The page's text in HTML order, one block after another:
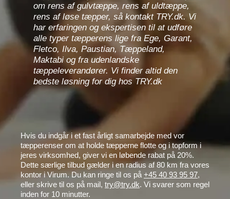
om rens af gulvtæppe, rens af uldtæppe,
rens af løse tæpper, så kontakt TRY.dk. Vi
har erfaringen og ekspertisen til at udføre
alle typer tæpperens lige fra Ege, Garant,
Fletco, Ilva, Paustian, Tæppeland,
Maktabi og fra udenlandske
tæppeleverandører. Vi finder altid den
bedste løsning for dig hos TRY.dk
Hvis du indgår i et fast årligt samarbejde med vor
tæpperenser om at holde tæpperne flotte og i topform i
jeres virksomhed, giver vi en løbende rabat på 20%.
Dette særlige tilbud gælder i en radius af 80 km fra vores
kontor i Virum. Du kan ringe til os på +45 40 93 95 97,
eller skrive til os på mail, try@try.dk. Vi svarer som regel
inden for 10 minutter.